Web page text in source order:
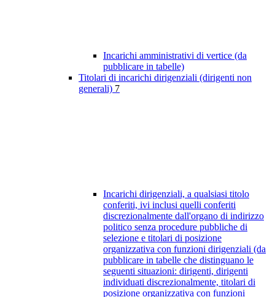
Incarichi amministrativi di vertice (da
pubblicare in tabelle)
Titolari di incarichi dirigenziali (dirigenti non
generali) 7
Incarichi dirigenziali, a qualsiasi titolo
conferiti, ivi inclusi quelli conferiti
discrezionalmente dall'organo di indirizzo
politico senza procedure pubbliche di
selezione e titolari di posizione
organizzativa con funzioni dirigenziali (da
pubblicare in tabelle che distinguano le
seguenti situazioni: dirigenti, dirigenti
individuati discrezionalmente, titolari di
posizione organizzativa con funzioni